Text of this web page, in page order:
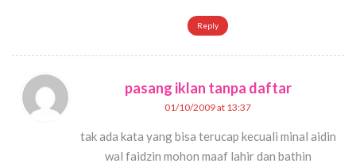
Reply
pasang iklan tanpa daftar
01/10/2009 at 13:37
tak ada kata yang bisa terucap kecuali minal aidin
wal faidzin mohon maaf lahir dan bathin